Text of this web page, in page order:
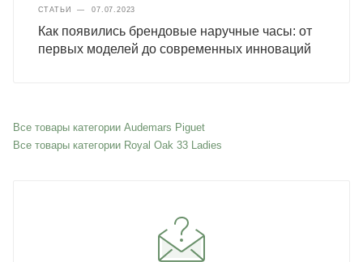
СТАТЬИ — 07.07.2023
Как появились брендовые наручные часы: от
первых моделей до современных инноваций
Все товары категории Audemars Piguet
Все товары категории Royal Oak 33 Ladies